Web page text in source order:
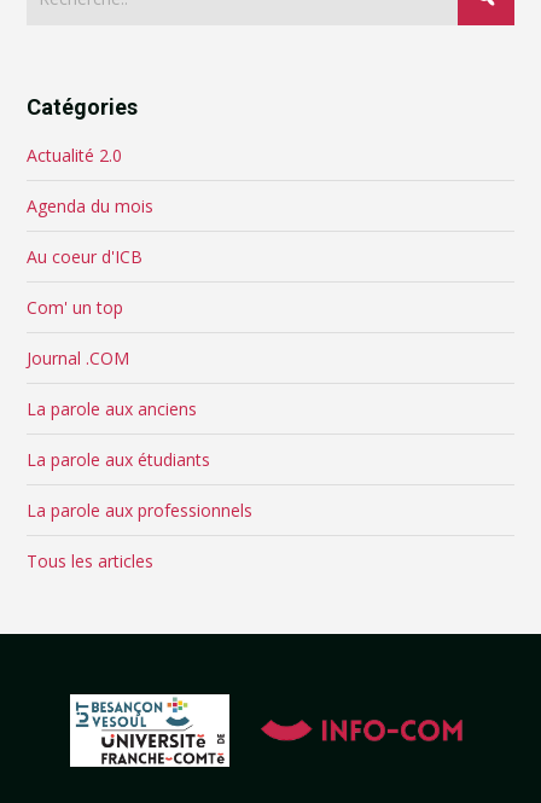
Catégories
Actualité 2.0
Agenda du mois
Au coeur d'ICB
Com' un top
Journal .COM
La parole aux anciens
La parole aux étudiants
La parole aux professionnels
Tous les articles